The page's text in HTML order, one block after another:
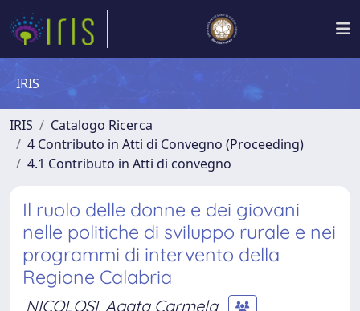
IRIS
IRIS
Catalogo Ricerca
4 Contributo in Atti di Convegno (Proceeding)
4.1 Contributo in Atti di convegno
Il ruolo delle donne e dei giovani
nelle politiche di sviluppo rurale e nei
programmi di intervento della
Regione Calabria
NICOLOSI, Agata Carmela